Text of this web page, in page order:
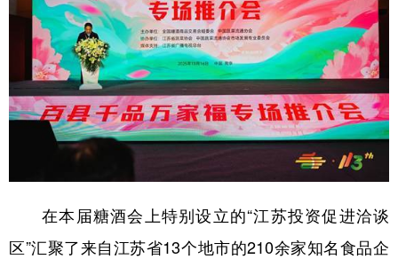
在本届糖酒会上特别设立的“江苏投资促进洽谈
区”汇聚了来自江苏省13个地市的210余家知名食品企